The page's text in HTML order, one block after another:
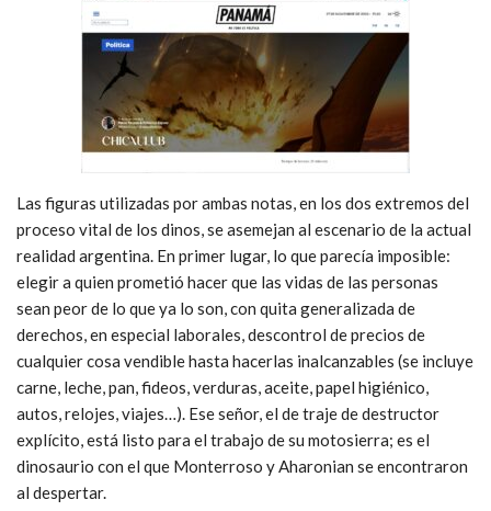
Las figuras utilizadas por ambas notas, en los dos extremos del
proceso vital de los dinos, se asemejan al escenario de la actual
realidad argentina. En primer lugar, lo que parecía imposible:
elegir a quien prometió hacer que las vidas de las personas
sean peor de lo que ya lo son, con quita generalizada de
derechos, en especial laborales, descontrol de precios de
cualquier cosa vendible hasta hacerlas inalcanzables (se incluye
carne, leche, pan, fideos, verduras, aceite, papel higiénico,
autos, relojes, viajes…). Ese señor, el de traje de destructor
explícito, está listo para el trabajo de su motosierra; es el
dinosaurio con el que Monterroso y Aharonian se encontraron
al despertar.